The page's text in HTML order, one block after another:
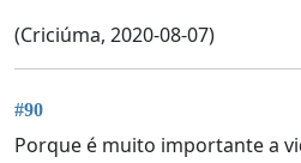
(Criciúma, 2020-08-07)
#90
Porque é muito importante a